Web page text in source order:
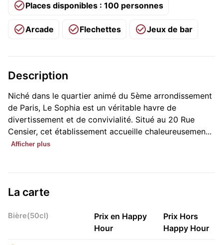
Places disponibles : 100 personnes
Arcade Flechettes Jeux de bar
Description
Niché dans le quartier animé du 5ème arrondissement
de Paris, Le Sophia est un véritable havre de
divertissement et de convivialité. Situé au 20 Rue
Censier, cet établissement accueille chaleureusemen...
Afficher plus
La carte
Bière(50cl)
Prix en Happy
Hour
Prix Hors
Happy Hour